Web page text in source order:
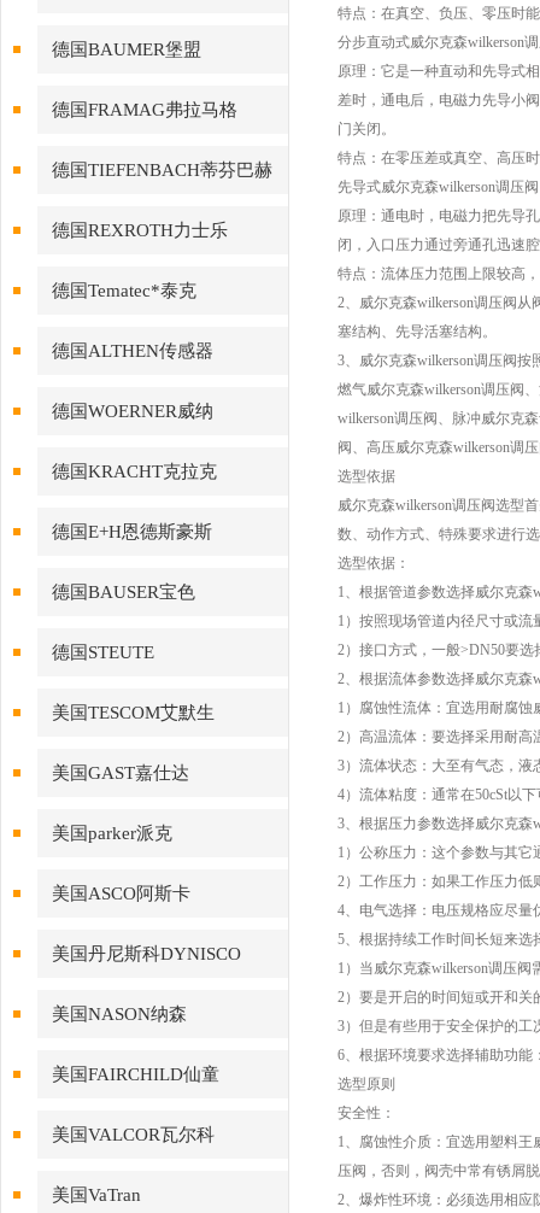
德国BAUMER堡盟
德国FRAMAG弗拉马格
德国TIEFENBACH蒂芬巴赫
德国REXROTH力士乐
德国Tematec*泰克
德国ALTHEN传感器
德国WOERNER威纳
德国KRACHT克拉克
德国E+H恩德斯豪斯
德国BAUSER宝色
德国STEUTE
美国TESCOM艾默生
美国GAST嘉仕达
美国parker派克
美国ASCO阿斯卡
美国丹尼斯科DYNISCO
美国NASON纳森
美国FAIRCHILD仙童
美国VALCOR瓦尔科
美国VaTran
特点：在真空、负压、零压时
分步直动式威尔克森wilkerson
原理：它是一种直动和先导式
差时，通电后，电磁力先导小
门关闭。
特点：在零压差或真空、高压
先导式威尔克森wilkerson调压阀
原理：通电时，电磁力把先导
闭，入口压力通过旁通孔迅速
特点：流体压力范围上限较高
2、威尔克森wilkerson调压阀
塞结构、先导活塞结构。
3、威尔克森wilkerson调压阀按
燃气威尔克森wilkerson调压阀
wilkerson调压阀、脉冲威尔克
阀、高压威尔克森wilkerson调
选型依据
威尔克森wilkerson调压阀选型
数、动作方式、特殊要求进行
选型依据：
1、根据管道参数选择威尔克
1）按照现场管道内径尺寸或
2）接口方式，一般>DN50要
2、根据流体参数选择威尔克森
1）腐蚀性流体：宜选用耐腐蚀
2）高温流体：要选择采用耐高
3）流体状态：大至有气态，
4）流体粘度：通常在50cSt以
3、根据压力参数选择威尔克森
1）公称压力：这个参数与其
2）工作压力：如果工作压力低
4、电气选择：电压规格应尽量
5、根据持续工作时间长短来
1）当威尔克森wilkerson调压
2）要是开启的时间短或开和
3）但是有些用于安全保护的
6、根据环境要求选择辅助功
选型原则
安全性：
1、腐蚀性介质：宜选用塑料
压阀，否则，阀壳中常有锈屑
2、爆炸性环境：必须选用相